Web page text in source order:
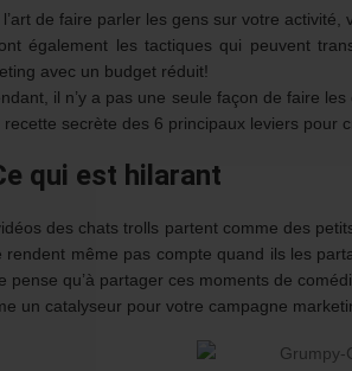
l’art de faire parler les gens sur votre activité,
également les tactiques qui peuvent
avec un budget réduit!
il n’y a pas une seule façon de faire
recette secrète des 6 principaux leviers pour
qui est hilarant
des chats trolls partent comme des
rendent même pas compte quand ils les
pense qu’à partager ces moments de
un catalyseur pour votre campagne